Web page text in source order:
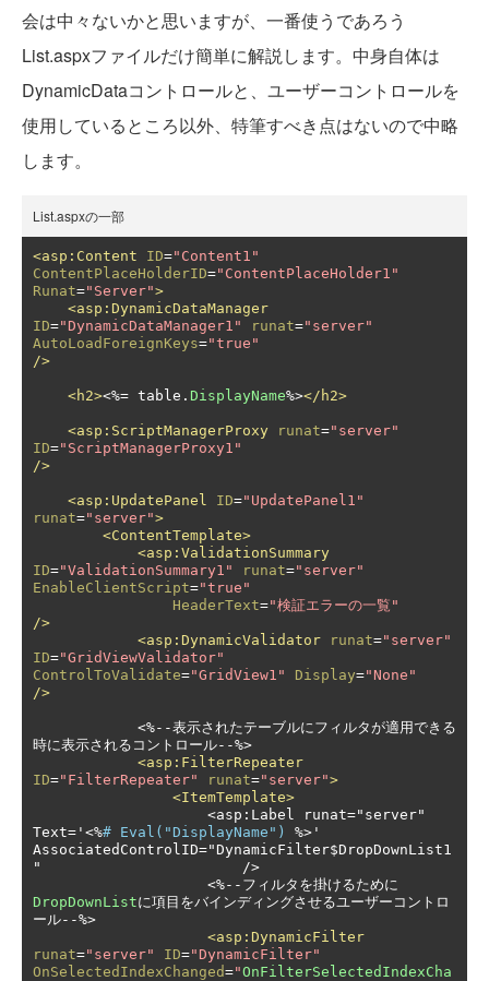
会は中々ないかと思いますが、一番使うであろう
List.aspxファイルだけ簡単に解説します。中身自体は
DynamicDataコントロールと、ユーザーコントロールを
使用しているところ以外、特筆すべき点はないので中略
します。
List.aspxの一部
<asp:Content ID="Content1"
ContentPlaceHolderID="ContentPlaceHolder1"
Runat="Server">
<asp:DynamicDataManager
ID="DynamicDataManager1" runat="server"
AutoLoadForeignKeys="true"
/>
<h2><%= table . DisplayName%></h2>
<asp:ScriptManagerProxy runat="server"
ID="ScriptManagerProxy1"
/>
<asp:UpdatePanel ID="UpdatePanel1"
runat="server">
<ContentTemplate>
<asp:ValidationSummary
ID="ValidationSummary1" runat="server"
EnableClientScript="true"
HeaderText="検証エラーの一覧"
/>
<asp:DynamicValidator
runat="server"
ID="GridViewValidator"
ControlToValidate="GridView1" Display="None"
/>
<%--表示されたテーブルにフィルタが適用できる
時に表示されるコントロール--%>
<asp:FilterRepeater
ID="FilterRepeater" runat="server">
<ItemTemplate>
Text= ' <%# Eval("DisplayName") %>'
AssociatedControlID="DynamicFilter$DropDownList1
"                       />
<%--フィルタを掛けるために
DropDownListに項目をバインディングさせるユーザーコントロ
ール--%>
<asp:DynamicFilter
runat="server" ID="DynamicFilter"
OnSelectedIndexChanged="OnFilterSelectedIndexCha